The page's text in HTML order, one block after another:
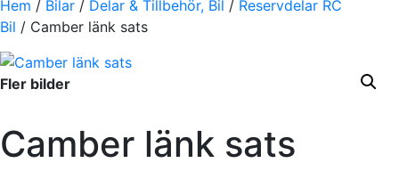
Hem / Bilar / Delar & Tillbehör, Bil / Reservdelar RC
Bil / Camber länk sats
Fler bilder
Camber länk sats